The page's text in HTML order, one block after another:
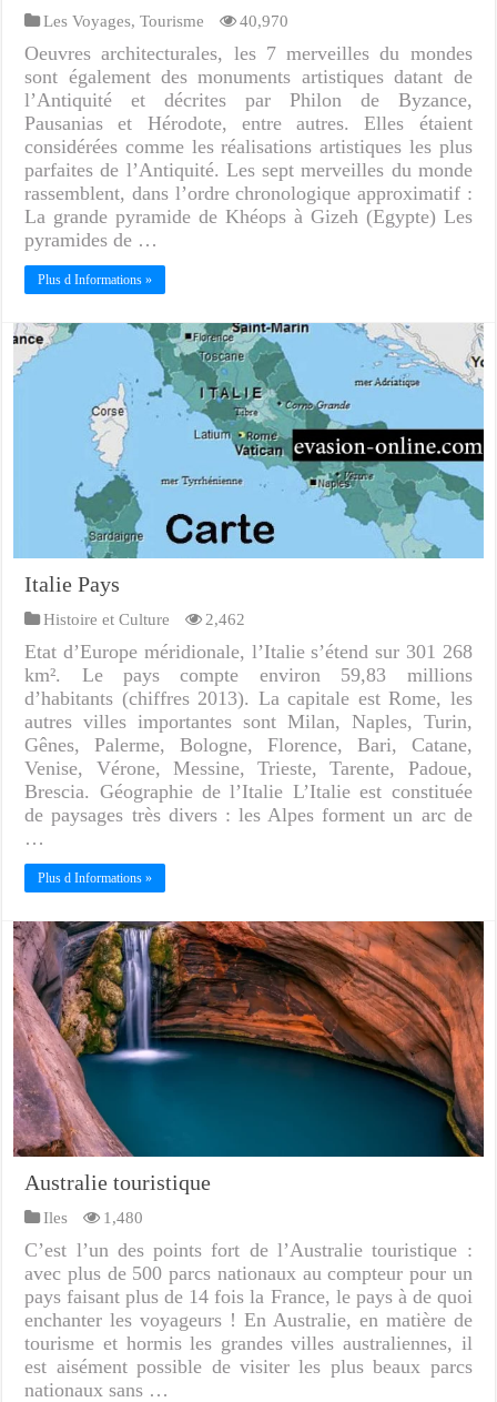
Les Voyages,Tourisme 40,970
Oeuvres architecturales, les 7 merveilles du mondes
sont également des monuments artistiques datant de
l’Antiquité et décrites par Philon de Byzance,
Pausanias et Hérodote, entre autres. Elles étaient
considérées comme les réalisations artistiques les plus
parfaites de l’Antiquité. Les sept merveilles du monde
rassemblent, dans l’ordre chronologique approximatif :
La grande pyramide de Khéops à Gizeh (Egypte) Les
pyramides de …
Plus d Informations »
Italie Pays
Histoire et Culture 2,462
Etat d’Europe méridionale, l’Italie s’étend sur 301 268
km². Le pays compte environ 59,83 millions
d’habitants (chiffres 2013). La capitale est Rome, les
autres villes importantes sont Milan, Naples, Turin,
Gênes, Palerme, Bologne, Florence, Bari, Catane,
Venise, Vérone, Messine, Trieste, Tarente, Padoue,
Brescia. Géographie de l’Italie L’Italie est constituée
de paysages très divers : les Alpes forment un arc de
…
Plus d Informations »
Australie touristique
Iles 1,480
C’est l’un des points fort de l’Australie touristique :
avec plus de 500 parcs nationaux au compteur pour un
pays faisant plus de 14 fois la France, le pays à de quoi
enchanter les voyageurs ! En Australie, en matière de
tourisme et hormis les grandes villes australiennes, il
est aisément possible de visiter les plus beaux parcs
nationaux sans …